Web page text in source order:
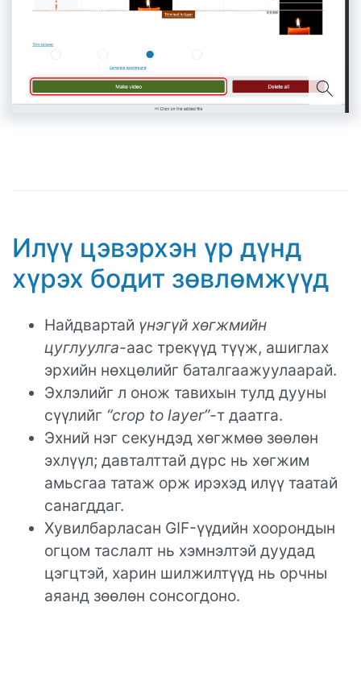
Илүү цэвэрхэн үр дүнд
хүрэх бодит зөвлөмжүүд
Найдвартай үнэгүй хөгжмийн
цуглуулга-аас трекүүд түүж, ашиглах
эрхийн нөхцөлийг баталгаажуулаарай.
Эхлэлийг л онож тавихын тулд дууны
сүүлийг “crop to layer”-т даатга.
Эхний нэг секундэд хөгжмөө зөөлөн
эхлүүл; давталттай дүрс нь хөгжим
амьсгаа татаж орж ирэхэд илүү таатай
санагддаг.
Хувилбарласан GIF-үүдийн хоорондын
огцом таслалт нь хэмнэлтэй дуудад
цэгцтэй, харин шилжилтүүд нь орчны
аяанд зөөлөн сонсогдоно.